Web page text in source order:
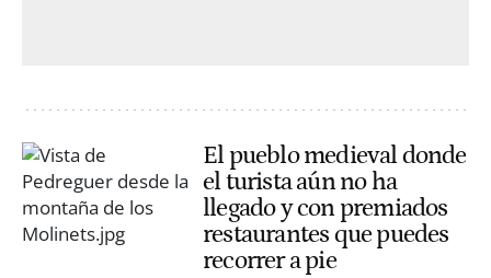
El pueblo medieval donde
el turista aún no ha
llegado y con premiados
restaurantes que puedes
recorrer a pie